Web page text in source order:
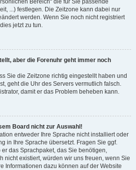
Bereich“ die für Sie passende
...) festlegen. Die Zeitzone kann dabei nur
werden. Wenn Sie noch nicht registriert
jetzt zu tun.
aber die Forenuhr geht immer noch
Sie die Zeitzone richtig eingestellt haben und
geht die Uhr des Servers vermutlich falsch.
damit er das Problem beheben kann.
Board nicht zur Auswahl!
entweder Ihre Sprache nicht installiert oder
in Ihre Sprache übersetzt. Fragen Sie ggf.
das Sprachpaket, das Sie benötigen,
nicht existiert, würden wir uns freuen, wenn Sie
Informationen dazu können auf der Website